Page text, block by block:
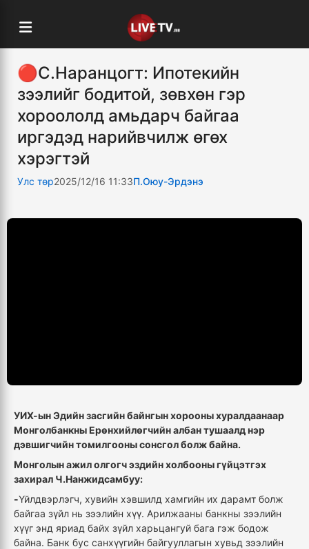
🔴С.Наранцогт: Ипотекийн
зээлийг бодитой, зөвхөн гэр
хороололд амьдарч байгаа
иргэдэд нарийвчилж өгөх
хэрэгтэй
Улс төр2025/12/16 11:33П.Оюу-Эрдэнэ
УИХ-ын Эдийн засгийн байнгын хорооны хуралдаанаар
Монголбанкны Ерөнхийлөгчийн албан тушаалд нэр
дэвшигчийн томилгооны сонсгол болж байна.
Монголын ажил олгогч эздийн холбооны гүйцэтгэх
захирал Ч.Нанжидсамбуу:
-Үйлдвэрлэгч, хувийн хэвшилд хамгийн их дарамт болж
байгаа зүйл нь зээлийн хүү. Арилжааны банкны зээлийн
хүүг энд яриад байх зүйл харьцангуй бага гэж бодож
байна. Банк бус санхүүгийн байгууллагын хувьд зээлийн